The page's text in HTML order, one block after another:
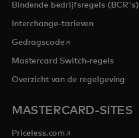
Bindende bedrijfsregels (BCR's)
Interchange-tarieven
Gedragscodeopens in a new tab
Mastercard Switch-regels
Overzicht van de regelgeving
MASTERCARD-SITES
Priceless.com opens in a new tab